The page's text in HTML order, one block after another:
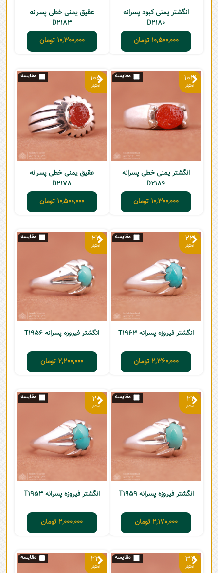
انگشتر یمنی کبود پسرانه
D2180
10,500,000 تومان
عقیق یمنی خطی پسرانه
D2183
10,300,000 تومان
103
انگشتر یمنی خطی پسرانه
D2186
10,300,000 تومان
105
عقیق یمنی خطی پسرانه
D2178
10,500,000 تومان
23
انگشتر فیروزه پسرانه T1963
2,360,000 تومان
22
انگشتر فیروزه پسرانه T1956
2,200,000 تومان
21
انگشتر فیروزه پسرانه T1959
2,170,000 تومان
20
انگشتر فیروزه پسرانه T1953
2,000,000 تومان
32
23